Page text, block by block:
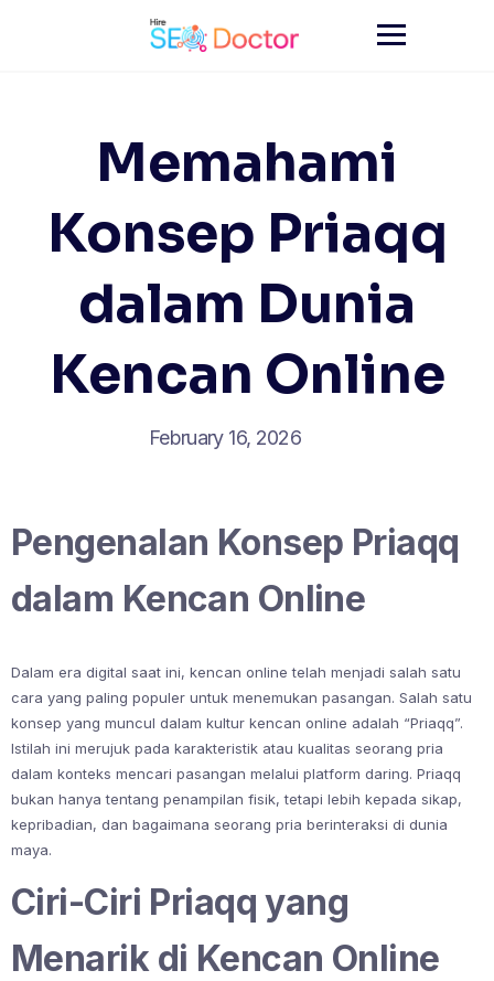
Memahami
Konsep Priaqq
dalam Dunia
Kencan Online
February 16, 2026
Pengenalan Konsep Priaqq
dalam Kencan Online
Dalam era digital saat ini, kencan online telah menjadi salah satu
cara yang paling populer untuk menemukan pasangan. Salah satu
konsep yang muncul dalam kultur kencan online adalah “Priaqq”.
Istilah ini merujuk pada karakteristik atau kualitas seorang pria
dalam konteks mencari pasangan melalui platform daring. Priaqq
bukan hanya tentang penampilan fisik, tetapi lebih kepada sikap,
kepribadian, dan bagaimana seorang pria berinteraksi di dunia
maya.
Ciri-Ciri Priaqq yang
Menarik di Kencan Online